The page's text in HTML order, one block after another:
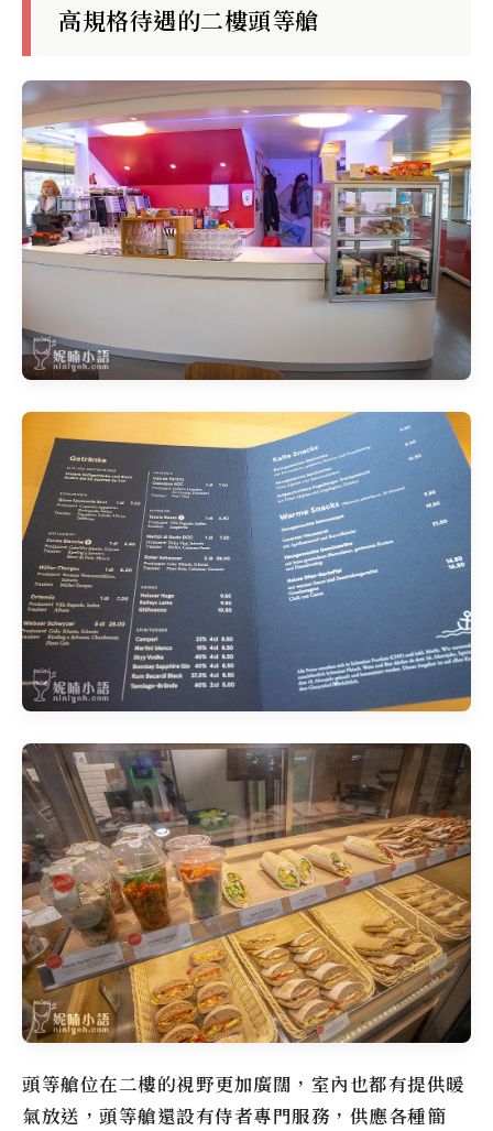
高規格待遇的二樓頭等艙
頭等艙位在二樓的視野更加廣闊，室內也都有提供暖
氣放送，頭等艙還設有侍者專門服務，供應各種簡